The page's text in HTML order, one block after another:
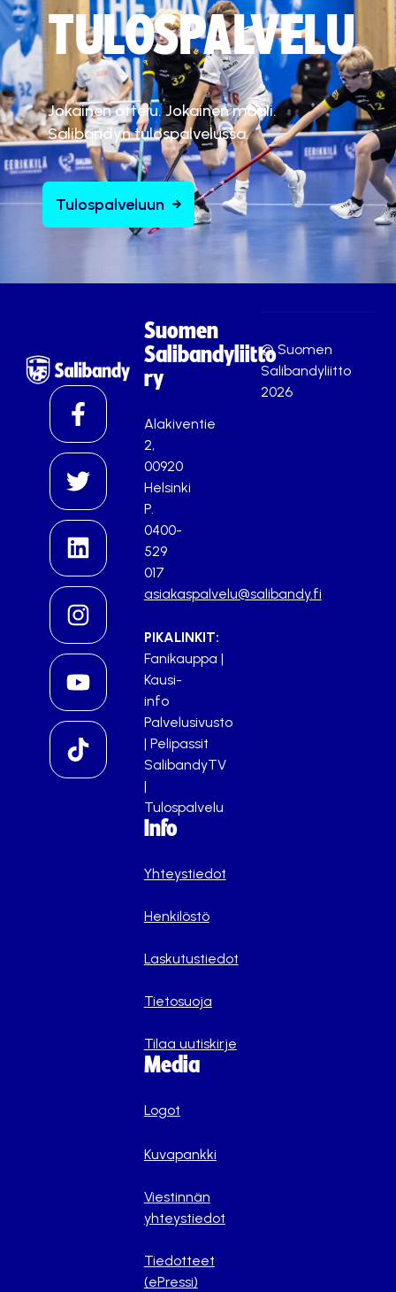
TULOSPALVELU
Jokainen ottelu. Jokainen maali.
Salibandyn tulospalvelussa.
Tulospalveluun
Suomen
Salibandyliitto
ry
Alakiventie
2,
00920
Helsinki
P.
0400-
529
017
asiakaspalvelu@salibandy.fi
PIKALINKIT:
Fanikauppa |
Kausi-
info
Palvelusivusto
| Pelipassit
SalibandyTV
|
Tulospalvelu
Info
Yhteystiedot
Henkilöstö
Laskutustiedot
Tietosuoja
Tilaa uutiskirje
Media
Logot
Kuvapankki
Viestinnän
yhteystiedot
Tiedotteet
(ePressi)
© Suomen
Salibandyliitto
2026